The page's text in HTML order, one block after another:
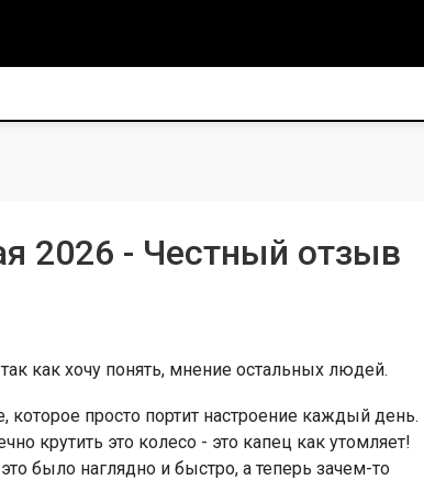
2026 - Честный отзыв
как хочу понять, мнение остальных людей.
которое просто портит настроение каждый день.
крутить это колесо - это капец как утомляет!
было наглядно и быстро, а теперь зачем-то